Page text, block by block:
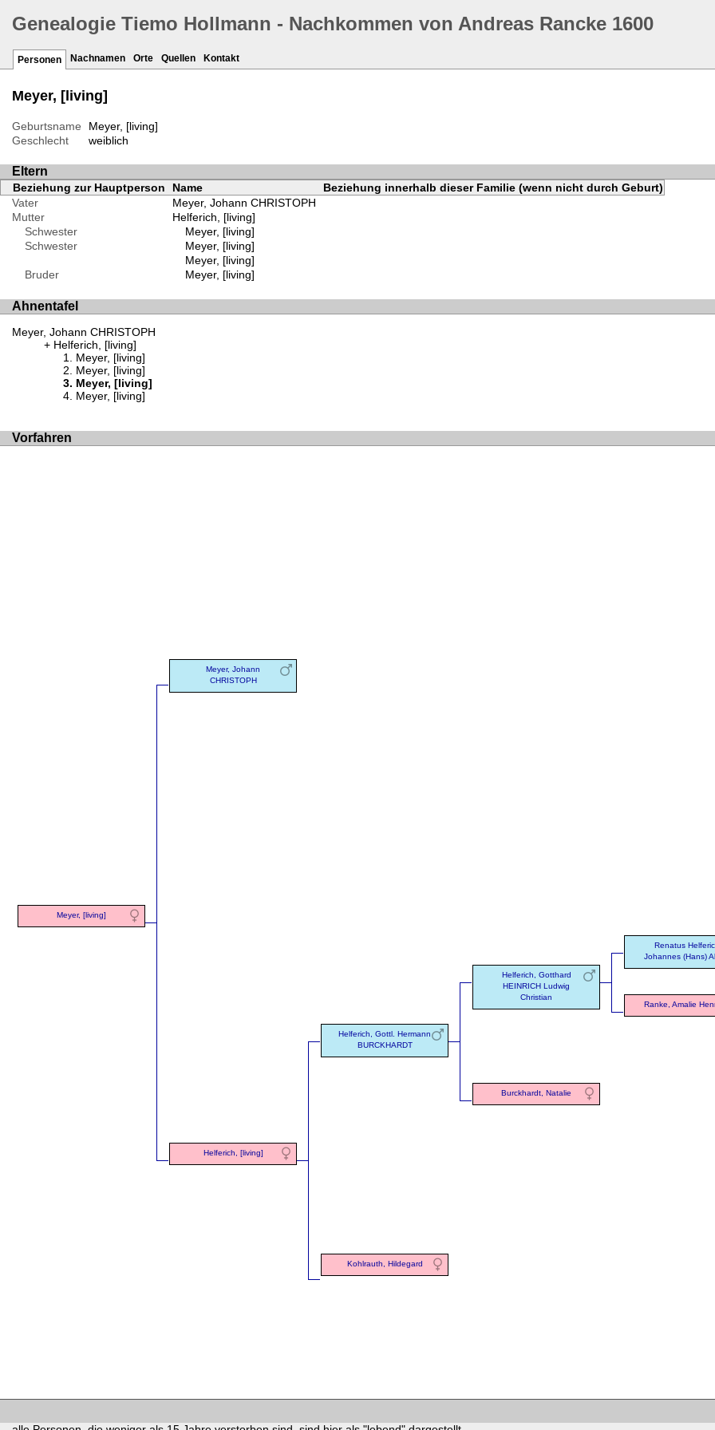
Genealogie Tiemo Hollmann - Nachkommen von Andreas Rancke 1600
Personen Nachnamen Orte Quellen Kontakt
Meyer, [living]
Geburtsname
Meyer, [living]
Geschlecht
weiblich
Eltern
Beziehung zur Hauptperson Name
Beziehung innerhalb dieser Familie (wenn nicht durch Geburt)
Vater
Meyer, Johann CHRISTOPH
Mutter
Helferich, [living]
Schwester
Meyer, [living]
Schwester
Meyer, [living]
Meyer, [living]
Bruder
Meyer, [living]
Ahnentafel
Meyer, Johann CHRISTOPH
Helferich, [living]
Meyer, [living]
Meyer, [living]
Meyer, [living]
Meyer, [living]
Vorfahren
Meyer, [living]
Meyer, Johann
CHRISTOPH
Helferich, [living]
Helferich, Gottl. Hermann
BURCKHARDT
Helferich, Gotthard
HEINRICH Ludwig
Christian
Renatus
Johannes (Hans)
Ranke, Amalie
Burckhardt, Natalie
Kohlrauth, Hildegard